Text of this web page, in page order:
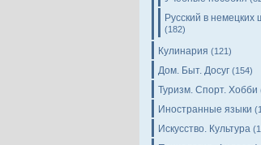
Русский в немецких
(182)
Кулинария (121)
Дом. Быт. Досуг (154)
Туризм. Спорт. Хобби
Иностранные языки
Искусство. Культура